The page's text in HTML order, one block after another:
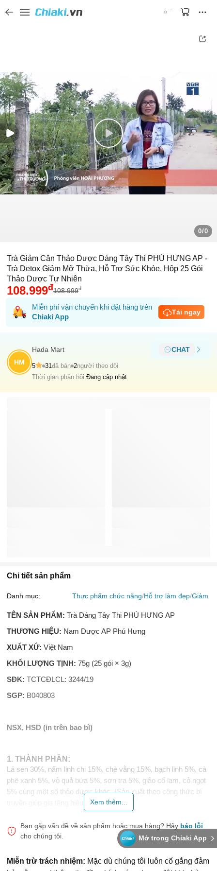
0/0
Mở trong Chiaki App
Trà Giảm Cân Thảo Dược Dáng Tây Thi PHÚ HƯNG AP -
Trà Detox Giảm Mỡ Thừa, Hỗ Trợ Sức Khỏe, Hộp 25 Gói
Thảo Dược Tự Nhiên
108.999đ108.999đ
Miễn phí vận chuyển khi đặt hàng trên
Chiaki App
Tải ngay
HM
Hada Mart CHAT
5 31đã bán 2người theo dõi
Thời gian phản hồi:Đang cập nhật
Chi tiết sản phẩm
Danh mục: Thực phẩm chức năng Hỗ trợ làm đẹp Giảm
TÊN SẢN PHẨM: Trà Dáng Tây Thi PHÚ HƯNG AP
THƯƠNG HIỆU: Nam Dược AP Phú Hưng
XUẤT XỨ: Việt Nam
KHỐI LƯỢNG TỊNH: 75g (25 gói × 3g)
SĐK: TCTCĐLCL: 3244/19
SGP: B040803
NSX, HSD (in trên bao bì)
1. THÀNH PHẦN:
Lá sen 30%, nấm linh chi 15%, chè vằng 15%, bạch linh 5%, cà
phê xanh 5%, vỏ quả bứa 5%, sơn tra 5%, giảo cổ lam, cỏ ngọt
5% cùng một số thảo dược khác. (Sản xuất theo công thức bí
truyền giúp gia tăng hiệu quả thảo dược)
HƯNG:
Hỗ trợ giảm cân, tiêu mỡ thừa.
Dùng tốt cho những người thừa cân, cơ xệ.
Xem thêm...
Bạn gặp vấn đề về sản phẩm hoặc mua hàng? Hãy báo lỗi
cho chúng tôi.
Miễn trừ trách nhiệm: Mặc dù chúng tôi luôn cố gắng đảm